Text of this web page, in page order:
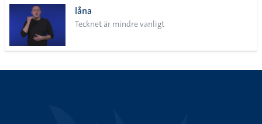
låna
Tecknet är mindre vanligt